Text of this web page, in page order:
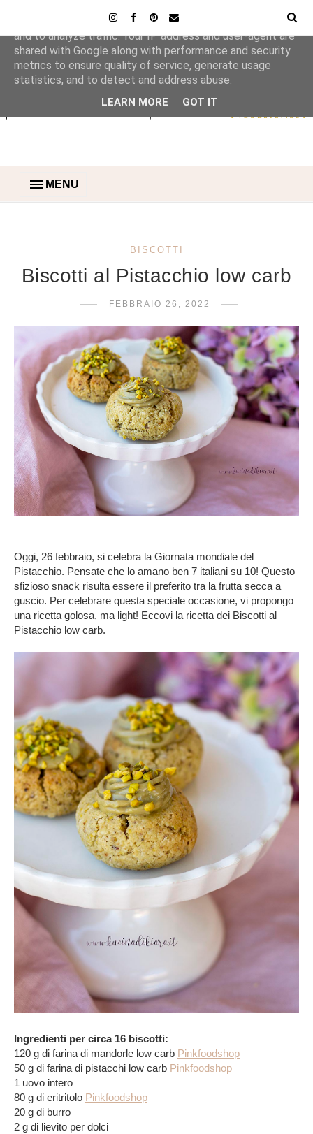
MENU
BISCOTTI
Biscotti al Pistacchio low carb
FEBBRAIO 26, 2022
Oggi, 26 febbraio, si celebra la Giornata mondiale del
Pistacchio. Pensate che lo amano ben 7 italiani su 10! Questo
sfizioso snack risulta essere il preferito tra la frutta secca a
guscio. Per celebrare questa speciale occasione, vi propongo
una ricetta golosa, ma light! Eccovi la ricetta dei Biscotti al
Pistacchio low carb.
Ingredienti per circa 16 biscotti:
120 g di farina di mandorle low carb Pinkfoodshop
50 g di farina di pistacchi low carb Pinkfoodshop
1 uovo intero
80 g di eritritolo Pinkfoodshop
20 g di burro
2 g di lievito per dolci
This site uses cookies from Google to deliver its services
and to analyze traffic. Your IP address and user-agent are
shared with Google along with performance and security
metrics to ensure quality of service, generate usage
statistics, and to detect and address abuse.
LEARN MORE GOT IT